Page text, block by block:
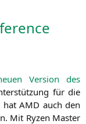
Ver­si­on des
für die
hat AMD auch den
Mit Ryzen Mas­ter